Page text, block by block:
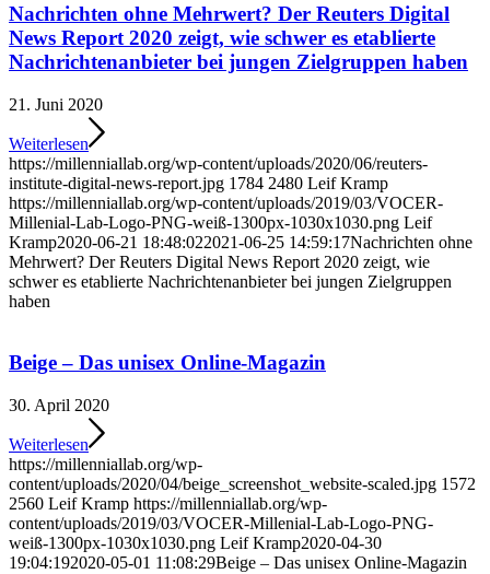
Nachrichten ohne Mehrwert? Der Reuters Digital
News Report 2020 zeigt, wie schwer es etablierte
Nachrichtenanbieter bei jungen Zielgruppen haben
21. Juni 2020
Weiterlesen
https://millenniallab.org/wp-content/uploads/2020/06/reuters-
institute-digital-news-report.jpg 1784 2480 Leif Kramp
https://millenniallab.org/wp-content/uploads/2019/03/VOCER-
Millenial-Lab-Logo-PNG-weiß-1300px-1030x1030.png Leif
Kramp2020-06-21 18:48:022021-06-25 14:59:17Nachrichten ohne
Mehrwert? Der Reuters Digital News Report 2020 zeigt, wie
schwer es etablierte Nachrichtenanbieter bei jungen Zielgruppen
haben
Beige – Das unisex Online-Magazin
30. April 2020
Weiterlesen
https://millenniallab.org/wp-
content/uploads/2020/04/beige_screenshot_website-scaled.jpg 1572
2560 Leif Kramp https://millenniallab.org/wp-
content/uploads/2019/03/VOCER-Millenial-Lab-Logo-PNG-
weiß-1300px-1030x1030.png Leif Kramp2020-04-30
19:04:192020-05-01 11:08:29Beige – Das unisex Online-Magazin